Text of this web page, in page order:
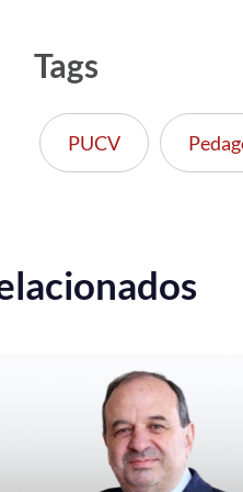
Tags
PUCV